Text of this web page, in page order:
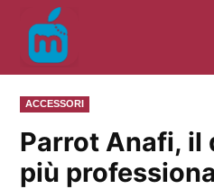
contenuto
PUBBLICATO
IN
ACCESSORI
Parrot Anafi, il
più